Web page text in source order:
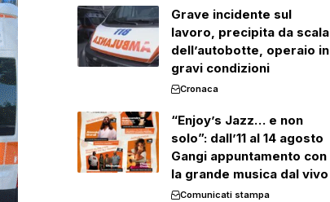
Grave incidente sul
lavoro, precipita da scala
dell’autobotte, operaio in
gravi condizioni
Cronaca
“Enjoy’s Jazz… e non
solo”: dall’11 al 14 agosto
Gangi appuntamento con
la grande musica dal vivo
Comunicati stampa